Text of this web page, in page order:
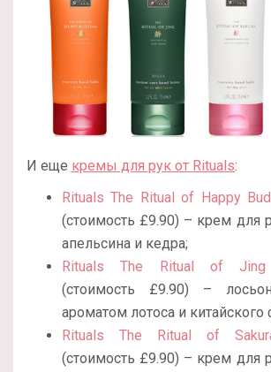
И еще кремы для рук от Rituals:
Rituals The Ritual of Happy
(стоимость £9.90) – крем для
апельсина и кедра;
Rituals The Ritual of Jing
(стоимость £9.90) –
ароматом лотоса и китайского
Rituals The Ritual of
(стоимость £9.90) – крем для